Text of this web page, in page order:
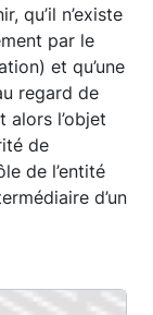
qu’il n’existe
par le
et qu’une
regard de
alors l’objet
de
de l’entité
d’un